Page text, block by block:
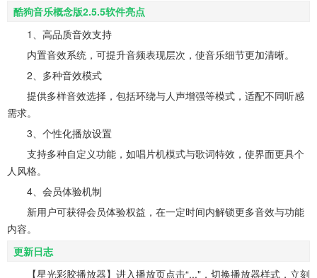
酷狗音乐概念版2.5.5软件亮点
1、高品质音效支持
内置音效系统，可提升音频表现层次，使音乐细节更加清晰。
2、多种音效模式
提供多样音效选择，包括环绕与人声增强等模式，适配不同听感
需求。
3、个性化播放设置
支持多种自定义功能，如唱片机模式与歌词特效，使界面更具个
人风格。
4、会员体验机制
新用户可获得会员体验权益，在一定时间内解锁更多音效与功能
内容。
更新日志
【星光彩胶播放器】进入播放页点击“..."，切换播放器样式，立刻